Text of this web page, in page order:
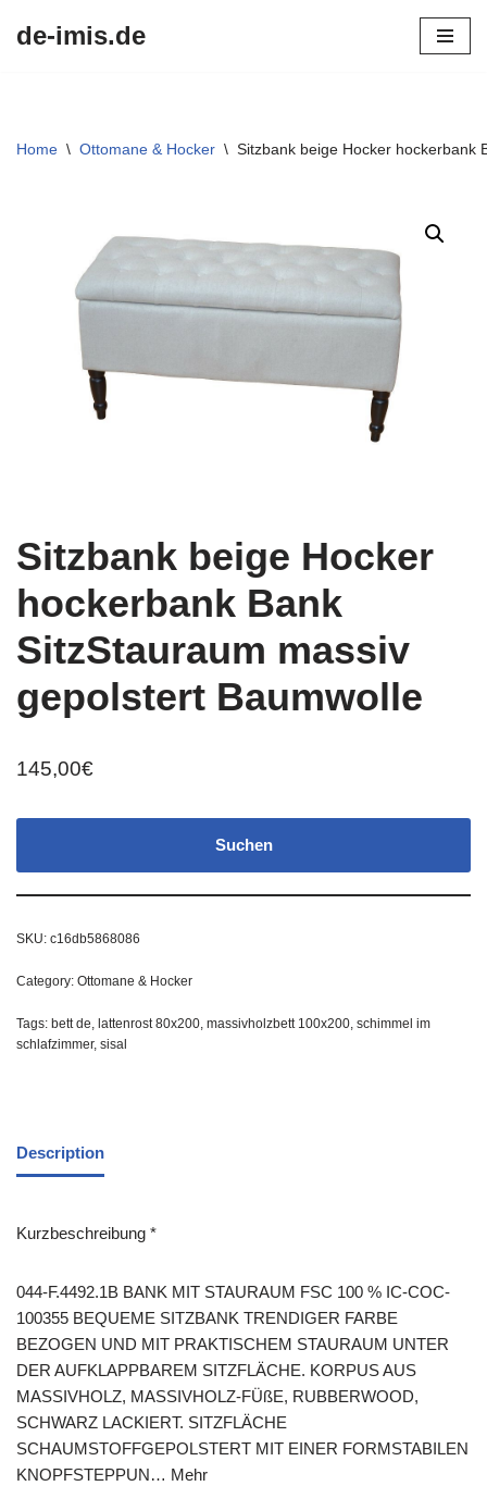
de-imis.de
Home \ Ottomane & Hocker \ Sitzbank beige Hocker hockerbank
Sitzbank beige Hocker
hockerbank Bank
SitzStauraum massiv
gepolstert Baumwolle
145,00€
Suchen
SKU: c16db5868086
Category: Ottomane & Hocker
Tags: bett de, lattenrost 80x200, massivholzbett 100x200, schimmel im
schlafzimmer, sisal
Description
Kurzbeschreibung *
044-F.4492.1B BANK MIT STAURAUM FSC 100 % IC-COC-
100355 BEQUEME SITZBANK TRENDIGER FARBE
BEZOGEN UND MIT PRAKTISCHEM STAURAUM UNTER
DER AUFKLAPPBAREM SITZFLÄCHE. KORPUS AUS
MASSIVHOLZ, MASSIVHOLZ-FÜßE, RUBBERWOOD,
SCHWARZ LACKIERT. SITZFLÄCHE
SCHAUMSTOFFGEPOLSTERT MIT EINER FORMSTABILEN
KNOPFSTEPPUN… Mehr